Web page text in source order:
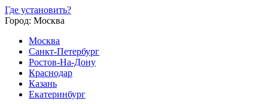
Где установить?
Город: Москва
Москва
Санкт-Петербург
Ростов-На-Дону
Краснодар
Казань
Екатеринбург